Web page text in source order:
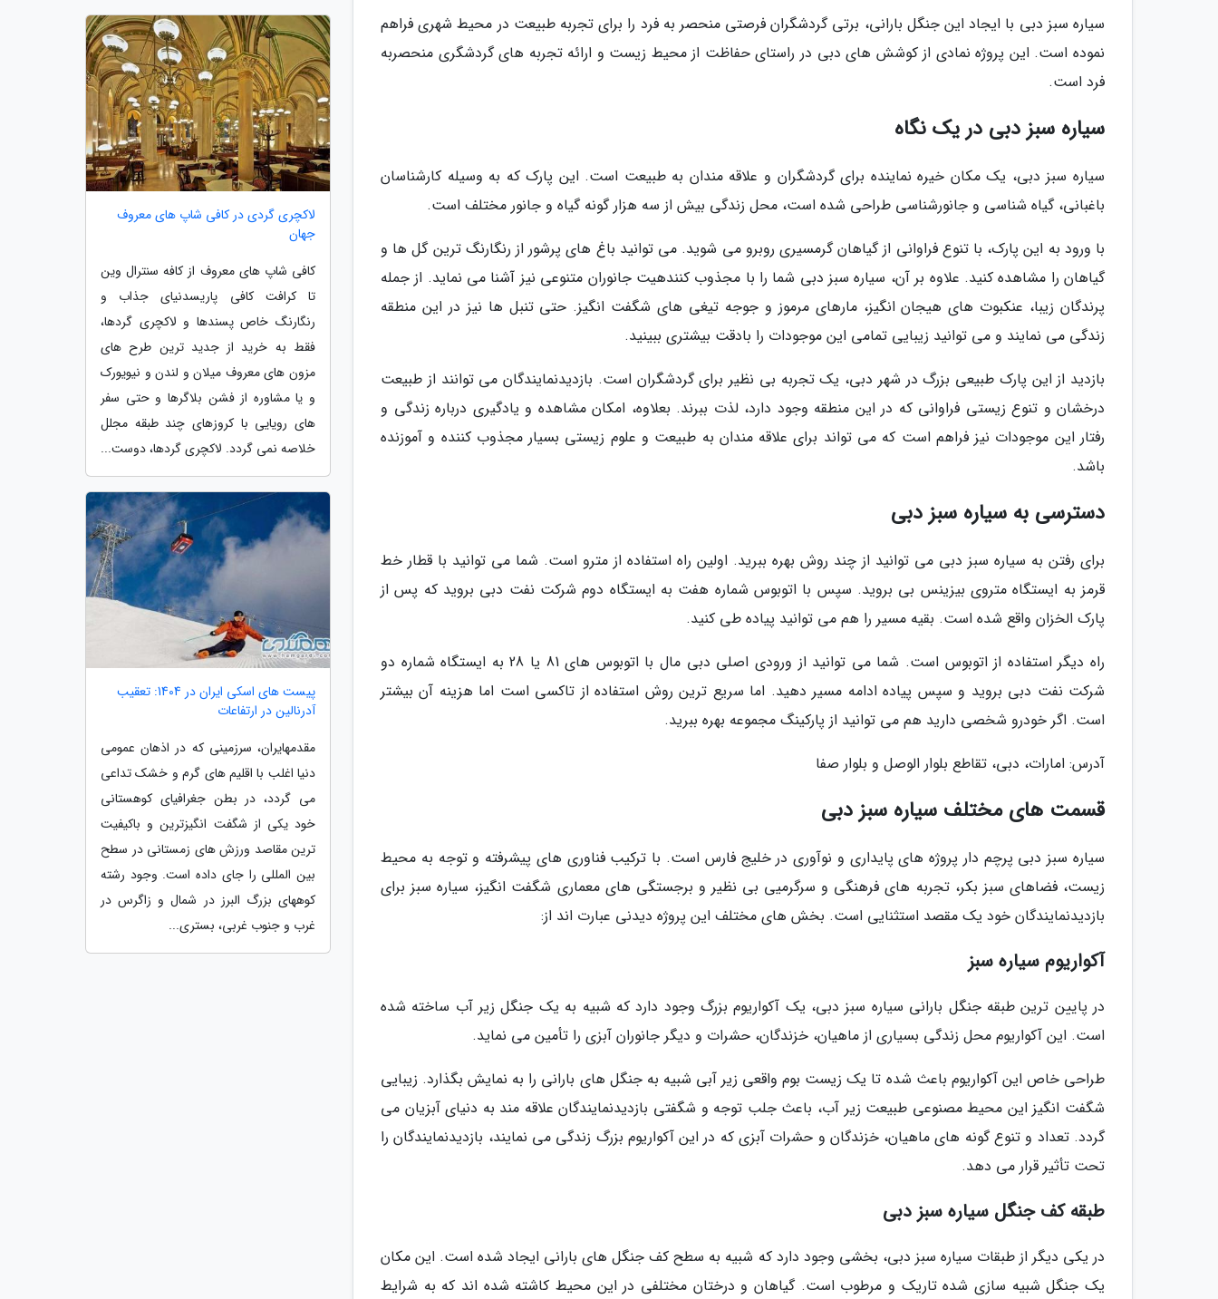
سیاره سبز دبی با ایجاد این جنگل بارانی، برتی گردشگران فرصتی منحصر به فرد را برای تجربه طبیعت در محیط شهری فراهم
نموده است. این پروژه نمادی از کوشش های دبی در راستای حفاظت از محیط زیست و ارائه تجربه های گردشگری منحصربه
فرد است.
سیاره سبز دبی در یک نگاه
سیاره سبز دبی، یک مکان خیره نماینده برای گردشگران و علاقه مندان به طبیعت است. این پارک که به وسیله کارشناسان
باغبانی، گیاه شناسی و جانورشناسی طراحی شده است، محل زندگی بیش از سه هزار گونه گیاه و جانور مختلف است.
با ورود به این پارک، با تنوع فراوانی از گیاهان گرمسیری روبرو می شوید. می توانید باغ های پرشور از رنگارنگ ترین گل ها و
گیاهان را مشاهده کنید. علاوه بر آن، سیاره سبز دبی شما را با مجذوب کنندهیت جانوران متنوعی نیز آشنا می نماید. از جمله
پرندگان زیبا، عنکبوت های هیجان انگیز، مارهای مرموز و جوجه تیغی های شگفت انگیز. حتی تنبل ها نیز در این منطقه
زندگی می نمایند و می توانید زیبایی تمامی این موجودات را بادقت بیشتری ببینید.
بازدید از این پارک طبیعی بزرگ در شهر دبی، یک تجربه بی نظیر برای گردشگران است. بازدیدنمایندگان می توانند از طبیعت
درخشان و تنوع زیستی فراوانی که در این منطقه وجود دارد، لذت ببرند. بعلاوه، امکان مشاهده و یادگیری درباره زندگی و
رفتار این موجودات نیز فراهم است که می تواند برای علاقه مندان به طبیعت و علوم زیستی بسیار مجذوب کننده و آموزنده
باشد.
دسترسی به سیاره سبز دبی
برای رفتن به سیاره سبز دبی می توانید از چند روش بهره ببرید. اولین راه استفاده از مترو است. شما می توانید با قطار خط
قرمز به ایستگاه متروی بیزینس بی بروید. سپس با اتوبوس شماره هفت به ایستگاه دوم شرکت نفت دبی بروید که پس از
پارک الخزان واقع شده است. بقیه مسیر را هم می توانید پیاده طی کنید.
راه دیگر استفاده از اتوبوس است. شما می توانید از ورودی اصلی دبی مال با اتوبوس های 81 یا 28 به ایستگاه شماره دو
شرکت نفت دبی بروید و سپس پیاده ادامه مسیر دهید. اما سریع ترین روش استفاده از تاکسی است اما هزینه آن بیشتر
است. اگر خودرو شخصی دارید هم می توانید از پارکینگ مجموعه بهره ببرید.
آدرس: امارات، دبی، تقاطع بلوار الوصل و بلوار صفا
قسمت های مختلف سیاره سبز دبی
سیاره سبز دبی پرچم دار پروژه های پایداری و نوآوری در خلیج فارس است. با ترکیب فناوری های پیشرفته و توجه به محیط
زیست، فضاهای سبز بکر، تجربه های فرهنگی و سرگرمیی بی نظیر و برجستگی های معماری شگفت انگیز، سیاره سبز برای
بازدیدنمایندگان خود یک مقصد استثنایی است. بخش های مختلف این پروژه دیدنی عبارت اند از:
آکواریوم سیاره سبز
در پایین ترین طبقه جنگل بارانی سیاره سبز دبی، یک آکواریوم بزرگ وجود دارد که شبیه به یک جنگل زیر آب ساخته شده
است. این آکواریوم محل زندگی بسیاری از ماهیان، خزندگان، حشرات و دیگر جانوران آبزی را تأمین می نماید.
طراحی خاص این آکواریوم باعث شده تا یک زیست بوم واقعی زیر آبی شبیه به جنگل های بارانی را به نمایش بگذارد. زیبایی
شگفت انگیز این محیط مصنوعی طبیعت زیر آب، باعث جلب توجه و شگفتی بازدیدنمایندگان علاقه مند به دنیای آبزیان می
گردد. تعداد و تنوع گونه های ماهیان، خزندگان و حشرات آبزی که در این آکواریوم بزرگ زندگی می نمایند، بازدیدنمایندگان را
تحت تأثیر قرار می دهد.
طبقه کف جنگل سیاره سبز دبی
در یکی دیگر از طبقات سیاره سبز دبی، بخشی وجود دارد که شبیه به سطح کف جنگل های بارانی ایجاد شده است. این مکان
یک جنگل شبیه سازی شده تاریک و مرطوب است. گیاهان و درختان مختلفی در این محیط کاشته شده اند که به شرایط
لاکچری گردی در کافی شاپ های معروف
جهان
کافی شاپ های معروف از کافه سنترال وین
تا کرافت کافی پاریسدنیای جذاب و
رنگارنگ خاص پسندها و لاکچری گردها،
فقط به خرید از جدید ترین طرح های
مزون های معروف میلان و لندن و نیویورک
و یا مشاوره از فشن بلاگرها و حتی سفر
های رویایی با کروزهای چند طبقه مجلل
خلاصه نمی گردد. لاکچری گردها، دوست...
پیست های اسکی ایران در 1404: تعقیب
آدرنالین در ارتفاعات
مقدمهایران، سرزمینی که در اذهان عمومی
دنیا اغلب با اقلیم های گرم و خشک تداعی
می گردد، در بطن جغرافیای کوهستانی
خود یکی از شگفت انگیزترین و باکیفیت
ترین مقاصد ورزش های زمستانی در سطح
بین المللی را جای داده است. وجود رشته
کوههای بزرگ البرز در شمال و زاگرس در
غرب و جنوب غربی، بستری...